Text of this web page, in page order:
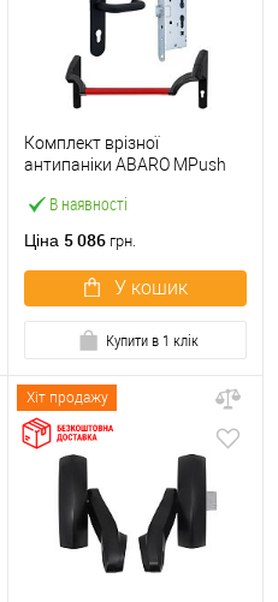
В наявності
Комплект врізної
антипаніки ABARO МPush
червоний із замком та
Ціна 5 086 грн.
У кошик
Купити в 1 клік
Хіт продажу